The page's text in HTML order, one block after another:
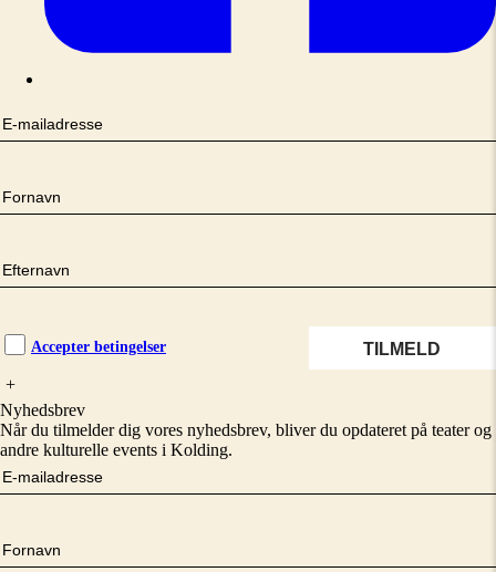
Accepter betingelser
+
Nyhedsbrev
Når du tilmelder dig vores nyhedsbrev, bliver du opdateret på teater og
andre kulturelle events i Kolding.